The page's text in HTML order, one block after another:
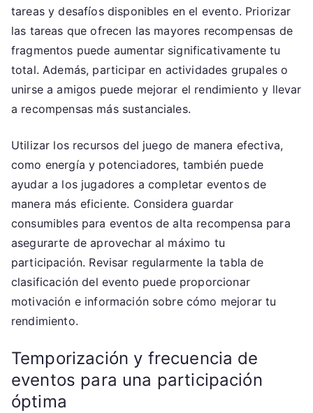
tareas y desafíos disponibles en el evento. Priorizar
las tareas que ofrecen las mayores recompensas de
fragmentos puede aumentar significativamente tu
total. Además, participar en actividades grupales o
unirse a amigos puede mejorar el rendimiento y llevar
a recompensas más sustanciales.
Utilizar los recursos del juego de manera efectiva,
como energía y potenciadores, también puede
ayudar a los jugadores a completar eventos de
manera más eficiente. Considera guardar
consumibles para eventos de alta recompensa para
asegurarte de aprovechar al máximo tu
participación. Revisar regularmente la tabla de
clasificación del evento puede proporcionar
motivación e información sobre cómo mejorar tu
rendimiento.
Temporización y frecuencia de
eventos para una participación
óptima